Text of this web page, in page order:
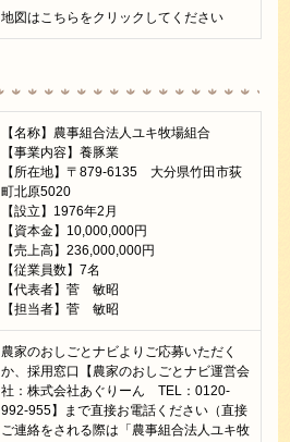
地図はこちらをクリックしてください
【名称】農事組合法人ユキ牧場組合
【事業内容】養豚業
【所在地】〒879-6135 大分県竹田市荻
町北原5020
【設立】1976年2月
【資本金】10,000,000円
【売上高】236,000,000円
【従業員数】7名
【代表者】菅 敏昭
【担当者】菅 敏昭
農家のおしごとナビよりご応募いただく
か、採用窓口【農家のおしごとナビ運営会
社：株式会社あぐりーん TEL：0120-
992-955】まで直接お電話ください（直接
ご連絡をされる際は「農事組合法人ユキ牧